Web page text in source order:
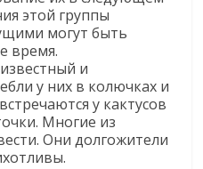
этой группы
могут быть
время.
и
у них в колючках и
у кактусов
Многие из
Они долгожители